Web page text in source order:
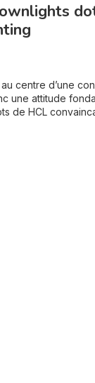
centre d’une
une attitude
de HCL